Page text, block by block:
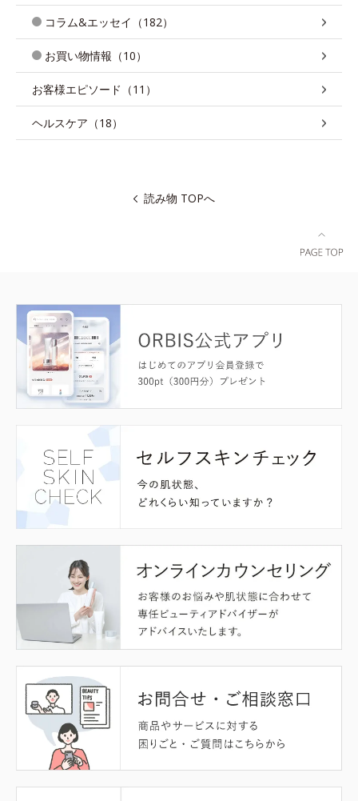
コラム&エッセイ（182）
お買い物情報（10）
お客様エピソード（11）
ヘルスケア（18）
読み物 TOPへ